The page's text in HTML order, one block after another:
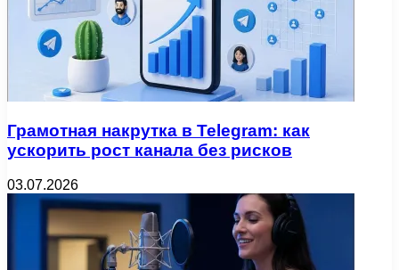
Грамотная накрутка в Telegram: как
ускорить рост канала без рисков
03.07.2026